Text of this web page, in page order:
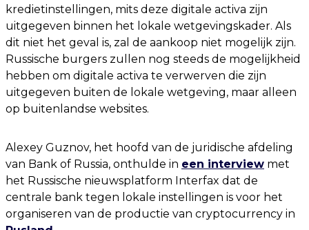
kredietinstellingen, mits deze digitale activa zijn
uitgegeven binnen het lokale wetgevingskader. Als
dit niet het geval is, zal de aankoop niet mogelijk zijn.
Russische burgers zullen nog steeds de mogelijkheid
hebben om digitale activa te verwerven die zijn
uitgegeven buiten de lokale wetgeving, maar alleen
op buitenlandse websites.
Alexey Guznov, het hoofd van de juridische afdeling
van Bank of Russia, onthulde in een interview met
het Russische nieuwsplatform Interfax dat de
centrale bank tegen lokale instellingen is voor het
organiseren van de productie van cryptocurrency in